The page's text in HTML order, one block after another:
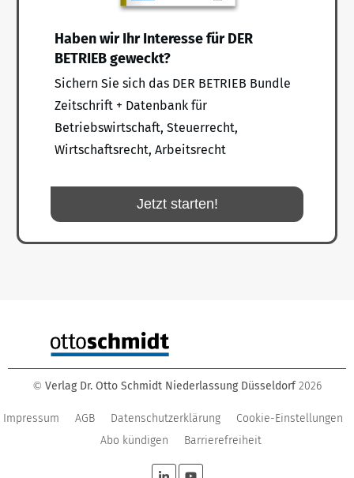
Haben wir Ihr Interesse für DER
BETRIEB geweckt?
Sichern Sie sich das DER BETRIEB Bundle
Zeitschrift + Datenbank für
Betriebswirtschaft, Steuerrecht,
Wirtschaftsrecht, Arbeitsrecht
Jetzt starten!
© Verlag Dr. Otto Schmidt Niederlassung Düsseldorf 2026
Impressum AGB Datenschutzerklärung
Cookie-Einstellungen
Abo kündigen
Barrierefreiheit